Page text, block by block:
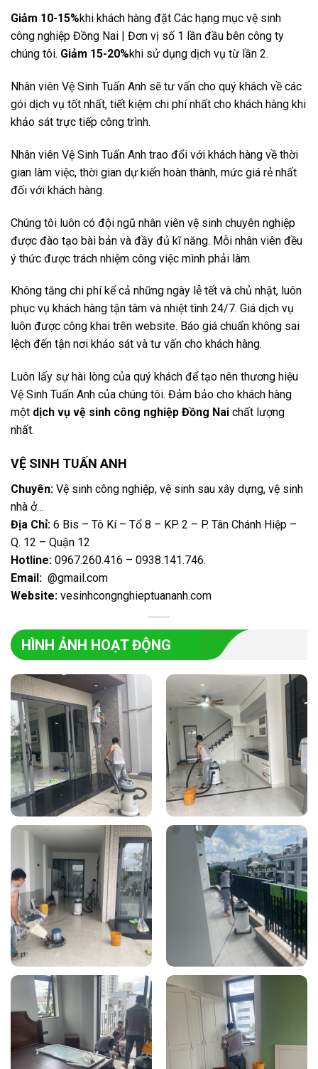
Giảm 10-15%khi khách hàng đặt Các hạng mục vệ sinh
công nghiệp Đồng Nai | Đơn vị số 1 lần đầu bên công ty
chúng tôi. Giảm 15-20%khi sử dụng dịch vụ từ lần 2.
Nhân viên Vệ Sinh Tuấn Anh sẽ tư vấn cho quý khách về các
gói dịch vụ tốt nhất, tiết kiệm chi phí nhất cho khách hàng khi
khảo sát trực tiếp công trình.
Nhân viên Vệ Sinh Tuấn Anh trao đổi với khách hàng về thời
gian làm việc, thời gian dự kiến hoàn thành, mức giá rẻ nhất
đối với khách hàng.
Chúng tôi luôn có đội ngũ nhân viên vệ sinh chuyên nghiệp
được đào tạo bài bản và đầy đủ kĩ năng. Mỗi nhân viên đều
ý thức được trách nhiệm công việc mình phải làm.
Không tăng chi phí kể cả những ngày lễ tết và chủ nhật, luôn
phục vụ khách hàng tận tâm và nhiệt tình 24/7. Giá dịch vụ
luôn được công khai trên website. Báo giá chuẩn không sai
lệch đến tận nơi khảo sát và tư vấn cho khách hàng.
Luôn lấy sự hài lòng của quý khách để tạo nên thương hiệu
Vệ Sinh Tuấn Anh của chúng tôi. Đảm bảo cho khách hàng
một dịch vụ vệ sinh công nghiệp Đồng Nai chất lượng
nhất.
VỆ SINH TUẤN ANH
Chuyên: Vệ sinh công nghiệp, vệ sinh sau xây dựng, vệ sinh
nhà ở…
Địa Chỉ: 6 Bis – Tô Kí – Tổ 8 – KP. 2 – P. Tân Chánh Hiệp –
Q. 12 – Quận 12
Hotline: 0967.260.416 – 0938.141.746.
Email: @gmail.com
Website: vesinhcongnghieptuananh.com
HÌNH ẢNH HOẠT ĐỘNG